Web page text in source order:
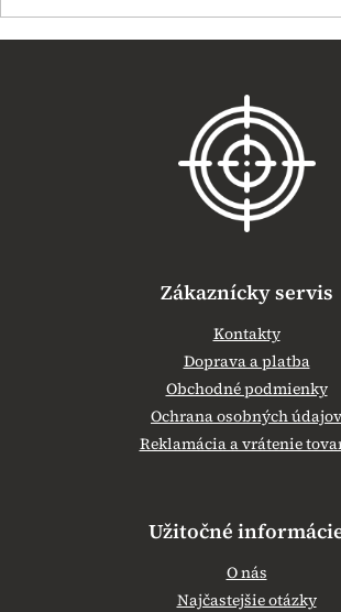
Zákaznícky servis
Kontakty
Doprava a platba
Obchodné podmienky
Ochrana osobných údajov
Reklamácia a vrátenie
Užitočné
O nás
Najčastejšie otázky